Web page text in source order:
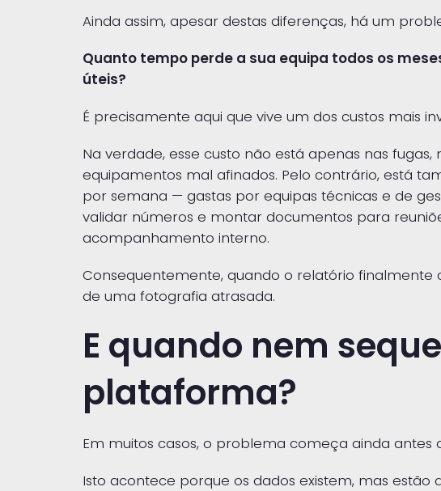
Ainda assim, apesar destas diferenças, há um
Quanto tempo perde a sua equipa todos os
úteis?
É precisamente aqui que vive um dos custos mais
Na verdade, esse custo não está apenas nas
equipamentos mal afinados. Pelo contrário, está
por semana — gastas por equipas técnicas e de
validar números e montar documentos para
acompanhamento interno.
Consequentemente, quando o relatório finalmente
de uma fotografia atrasada.
E quando nem
plataforma?
Em muitos casos, o problema começa ainda antes
Isto acontece porque os dados existem, mas estão